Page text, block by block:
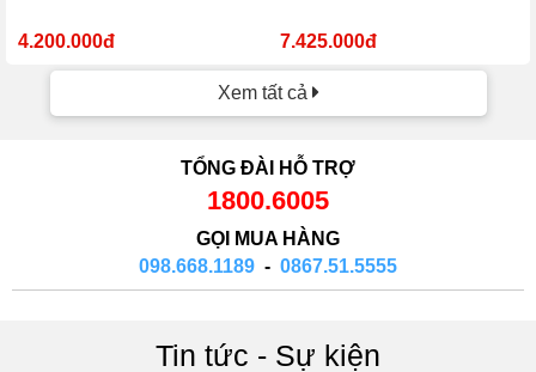
4.200.000đ 7.425.000đ
Xem tất cả
TỔNG ĐÀI HỖ TRỢ
1800.6005
GỌI MUA HÀNG
098.668.1189 - 0867.51.5555
Tin tức - Sự kiện